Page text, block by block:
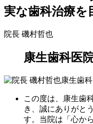
院長 磯村哲也
康生歯科医
この度は、康生歯
き、誠にありがと
す。当院は「心か